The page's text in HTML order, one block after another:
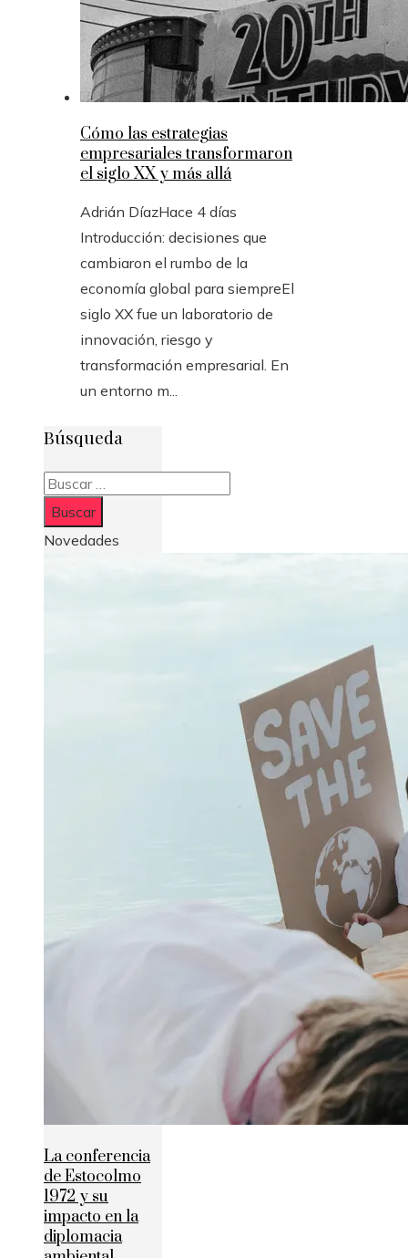
Cómo las estrategias
empresariales transformaron
el siglo XX y más allá
Adrián DíazHace 4 días
Introducción: decisiones que
cambiaron el rumbo de la
economía global para siempreEl
siglo XX fue un laboratorio de
innovación, riesgo y
transformación empresarial. En
un entorno m...
Búsqueda
Buscar:
Novedades
La conferencia
de Estocolmo
1972 y su
impacto en la
diplomacia